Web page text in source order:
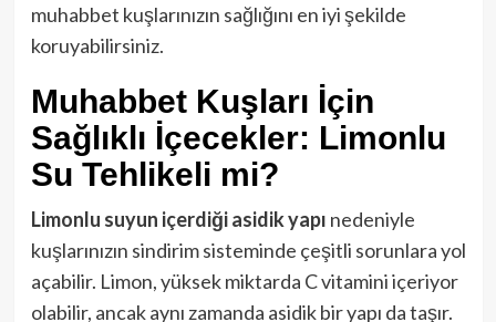
muhabbet kuşlarınızın sağlığını en iyi şekilde
koruyabilirsiniz.
Muhabbet Kuşları İçin
Sağlıklı İçecekler: Limonlu
Su Tehlikeli mi?
Limonlu suyun içerdiği asidik yapı nedeniyle
kuşlarınızın sindirim sisteminde çeşitli sorunlara yol
açabilir. Limon, yüksek miktarda C vitamini içeriyor
olabilir, ancak aynı zamanda asidik bir yapı da taşır.